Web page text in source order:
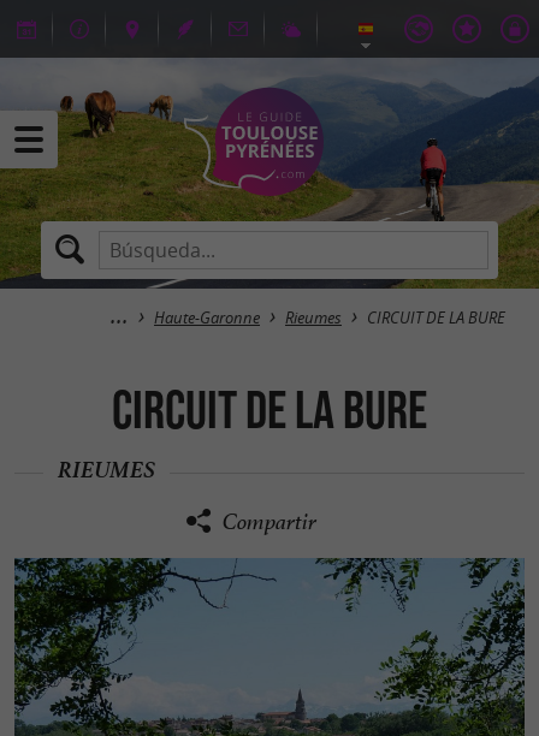
Haute-Garonne Rieumes CIRCUIT DE LA BURE
CIRCUIT DE LA BURE
RIEUMES
Compartir